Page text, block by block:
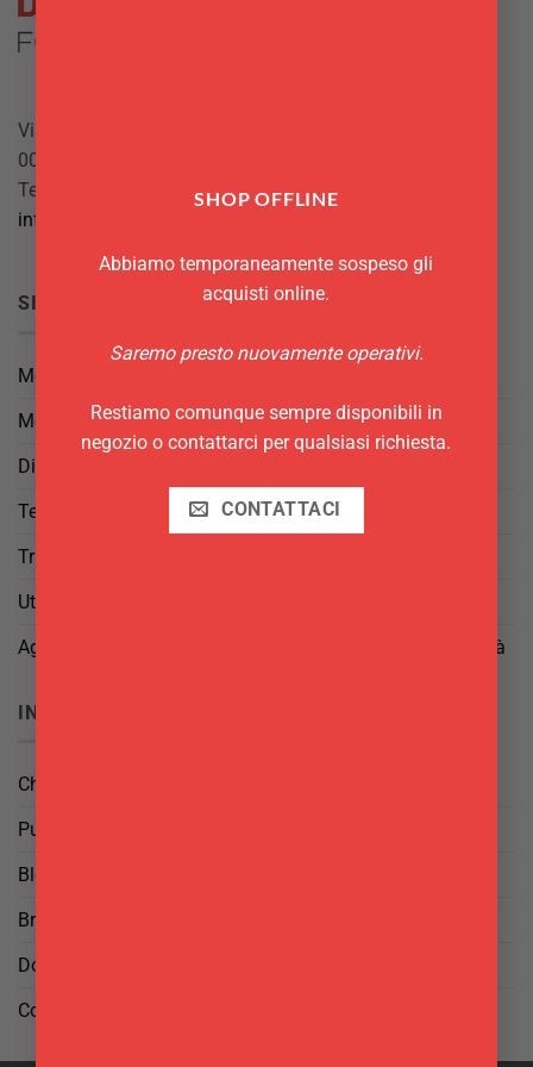
SHOP OFFLINE
Abbiamo temporaneamente sospeso gli
acquisti online.
Saremo presto nuovamente operativi.
Restiamo comunque sempre disponibili in
negozio o contattarci per qualsiasi richiesta.
CONTATTACI
Via Giuseppe Mazzini, 10
00042 Anzio (RM)
Tel.
info@delgattoforniture.it
SICUREZZA
Metodi di Pagamento
Metodi di Spedizione
Diritto di Reso
Termini e Condizioni
Trattamento dei Dati
Utilizzo di cookies
Aggiorna le tue preferenze di tracciamento della pubblicità
INFO
Chi Siamo
Punti Vendita
Blog
Brand
Domande frequenti
Contattaci